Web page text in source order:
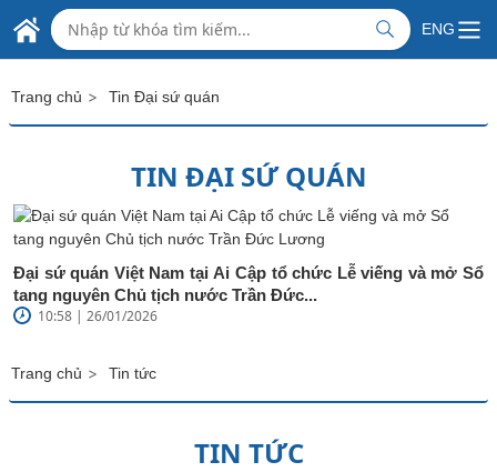
Skip to Main Content
ĐẠI SỨ QUÁN VIỆT NAM
TẠI AI CẬP
ENG
Trang chủ > Tin Đại sứ quán
TIN ĐẠI SỨ QUÁN
Đại sứ quán Việt Nam tại Ai Cập tổ chức Lễ viếng và mở Sổ
tang nguyên Chủ tịch nước Trần Đức...
10:58 | 26/01/2026
Trang chủ > Tin tức
TIN TỨC